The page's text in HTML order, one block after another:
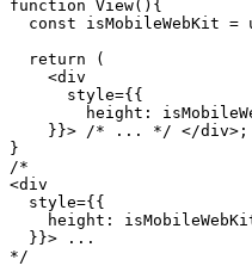
// Manually setting the
function View(){
const isMobileWebKit =
  return (
    <div
      style={{
height:
    }}> /* ... */ </div>;
<div
  style={{